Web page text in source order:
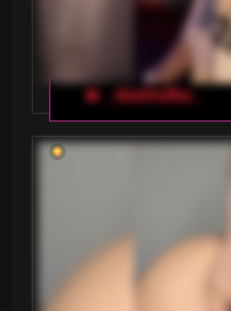
🔥 _dashulka_